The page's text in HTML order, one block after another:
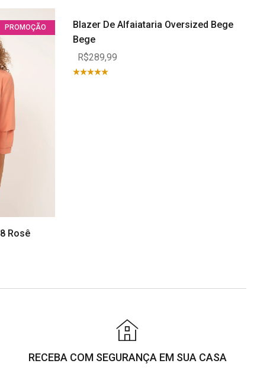
PROMOÇÃO
Rosê
Blazer De Alfaiataria Oversized Bege
Bege
R$289,99
RECEBA COM SEGURANÇA EM SUA CASA